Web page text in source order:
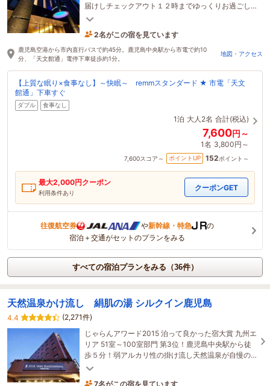
届けしチェックアウト１２時までゆっくりお過ごし
頂けます。市電「天文館通」すぐ
2名がこの宿を見ています
20分前に予約されました
鹿児島空港から市内直行バスで約45分。鹿児島中央駅から市電で約10
分、「天文館通」電停下車徒歩約1分。
地図・アクセス
【上質な眠り×食事なし】～快眠～ remmスタンダード ★ 市電「天文
館通」下車すぐ
ダブル 食事なし
1泊 大人2名 合計(税込)
7,600円～
1名 3,800円～
7,600スコア～ ポイントUP 152ポイント～
最大2,000円クーポン
利用条件あり
クーポンGET
往復航空券 や新幹線・特急
の
宿泊＋交通がセットのプランをみる
すべての宿泊プランをみる（36件）
天然温泉かけ流し 絹肌の湯 シルクイン鹿児島
4.4
(2,271件)
じゃらんアワード2015 泊って良かった宿大賞 九州エ
リア 51室～100室部門 第3位！鹿児島中央駅から徒
歩５分！弱アルカリ性の掛け流し天然温泉が自慢の
癒しの宿で『スッキリ』旅を満喫♪
7名がこの宿を見ています